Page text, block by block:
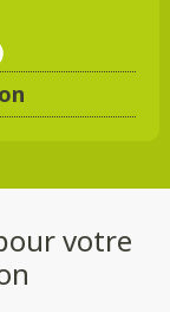
votre